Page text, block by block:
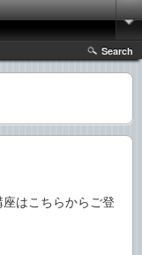
Search
座はこちらからご登